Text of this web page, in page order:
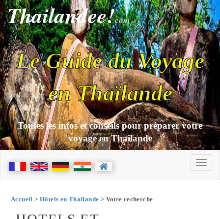
Thailandee!com
Le Guide du Voyage
en Thaïlande
Toutes les infos et conseils pour préparer votre
voyage en Thaïlande
Accueil > Hôtels en Thaïlande > Votre recherche